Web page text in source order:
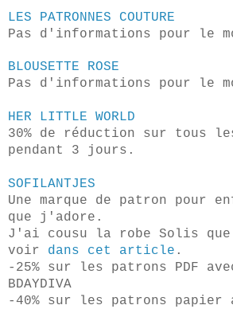
LES PATRONNES COUTURE
Pas d'informations pour le
BLOUSETTE ROSE
Pas d'informations pour le
HER LITTLE WORLD
30% de réduction sur tous
pendant 3 jours.
SOFILANTJES
Une marque de patron pour
que j'adore.
J'ai cousu la robe Solis que
voir dans cet article .
-25% sur les patrons PDF
BDAYDIVA
-40% sur les patrons papier